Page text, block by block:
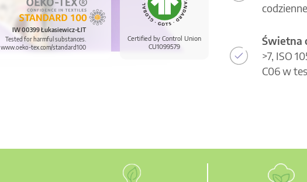
Certified by Control Union
CU1099579
IW 00399 Łukasiewicz-ŁIT
Tested for harmful substances.
www.oeko-tex.com/standard100
Świetna
>7, ISO
C06 w